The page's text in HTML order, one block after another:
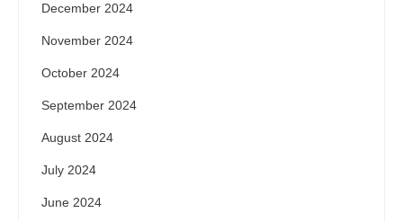
December 2024
November 2024
October 2024
September 2024
August 2024
July 2024
June 2024